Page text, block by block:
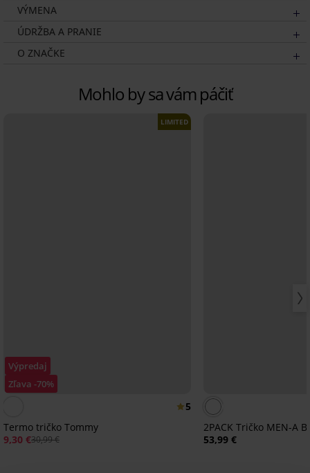
VÝMENA
ÚDRŽBA A PRANIE
O ZNAČKE
Mohlo by sa vám páčiť
Výpredaj
Zľava -70%
LIMITED
5
Termo tričko Tommy
9,30 €30,99 €
2PACK Tričko MEN-A
53,99 €